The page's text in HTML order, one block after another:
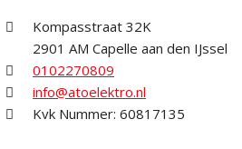
Kompasstraat 32K
2901 AM Capelle aan den IJssel
0102270809
info@atoelektro.nl
Kvk Nummer: 60817135